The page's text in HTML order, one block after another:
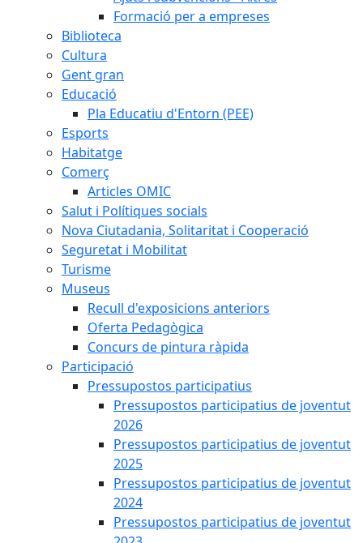
Formació per a empreses
Biblioteca
Cultura
Gent gran
Educació
Pla Educatiu d'Entorn (PEE)
Esports
Habitatge
Comerç
Articles OMIC
Salut i Polítiques socials
Nova Ciutadania, Solitaritat i Cooperació
Seguretat i Mobilitat
Turisme
Museus
Recull d'exposicions anteriors
Oferta Pedagògica
Concurs de pintura ràpida
Participació
Pressupostos participatius
Pressupostos participatius de joventut
2026
Pressupostos participatius de joventut
2025
Pressupostos participatius de joventut
2024
Pressupostos participatius de joventut